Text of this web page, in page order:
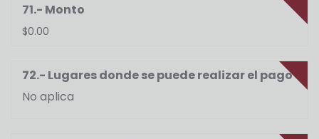
71.- Monto
$0.00
72.- Lugares donde se puede realizar el pago
No aplica